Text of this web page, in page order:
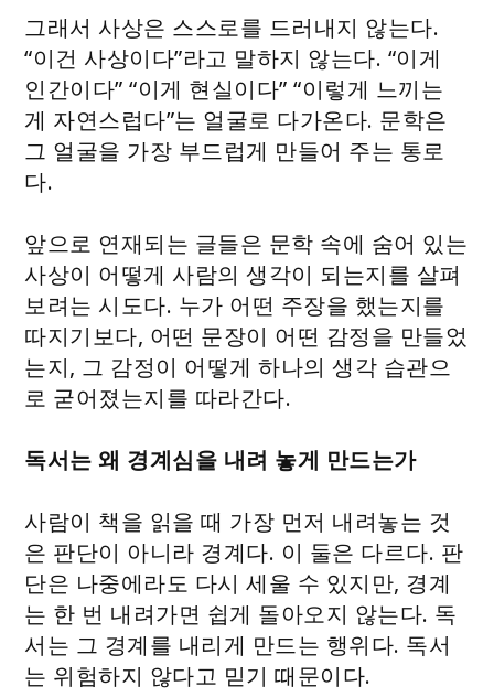
그래서 사상은 스스로를 드러내지 않는다.
“이건 사상이다”라고 말하지 않는다. “이게
인간이다” “이게 현실이다” “이렇게 느끼는
게 자연스럽다”는 얼굴로 다가온다. 문학은
그 얼굴을 가장 부드럽게 만들어 주는 통로
다.
앞으로 연재되는 글들은 문학 속에 숨어 있는
사상이 어떻게 사람의 생각이 되는지를 살펴
보려는 시도다. 누가 어떤 주장을 했는지를
따지기보다, 어떤 문장이 어떤 감정을 만들었
는지, 그 감정이 어떻게 하나의 생각 습관으
로 굳어졌는지를 따라간다.
독서는 왜 경계심을 내려 놓게 만드는가
사람이 책을 읽을 때 가장 먼저 내려놓는 것
은 판단이 아니라 경계다. 이 둘은 다르다. 판
단은 나중에라도 다시 세울 수 있지만, 경계
는 한 번 내려가면 쉽게 돌아오지 않는다. 독
서는 그 경계를 내리게 만드는 행위다. 독서
는 위험하지 않다고 믿기 때문이다.